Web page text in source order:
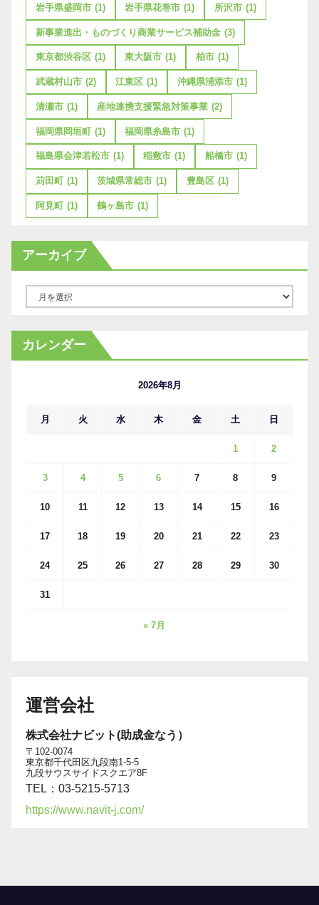
岩手県盛岡市 (1) 岩手県花巻市 (1) 所沢市 (1)
新事業進出・ものづくり商業サービス補助金 (3)
東京都渋谷区 (1) 東大阪市 (1) 柏市 (1)
武蔵村山市 (2) 江東区 (1) 沖縄県浦添市 (1)
清瀬市 (1) 産地連携支援緊急対策事業 (2)
福岡県岡垣町 (1) 福岡県糸島市 (1)
福島県会津若松市 (1) 稲敷市 (1) 船橋市 (1)
苅田町 (1) 茨城県常総市 (1) 豊島区 (1)
阿見町 (1) 鶴ヶ島市 (1)
アーカイブ
カ
イ
カレンダー
2026年8月
月 火 水 木 金 土 日
1 2
3 4 5 6 7 8 9
10 11 12 13 14 15 16
17 18 19 20 21 22 23
24 25 26 27 28 29 30
31
« 7月
運営会社
株式会社ナビット(助成金なう）
〒102-0074
東京都千代田区九段南1-5-5
九段サウスサイドスクエア8F
TEL：03-5215-5713
https://www.navit-j.com/